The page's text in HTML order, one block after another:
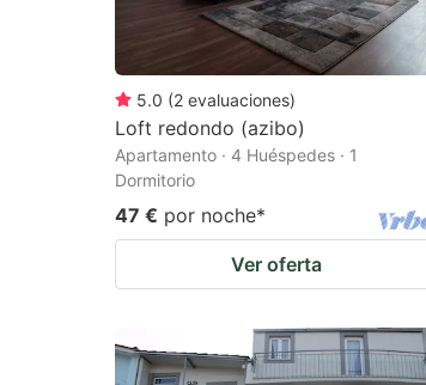
5.0 (2 evaluaciones)
Loft redondo (azibo)
Apartamento · 4 Huéspedes · 1
Dormitorio
47 € por noche*
Ver oferta